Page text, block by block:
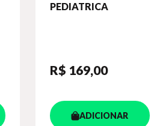
PEDIATRICA
R$ 169,00
ADICIONAR